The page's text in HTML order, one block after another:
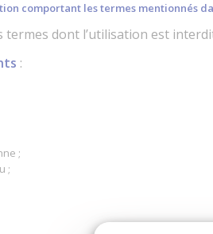
comportant les termes mentionnés
termes dont l’utilisation est
:
;
;